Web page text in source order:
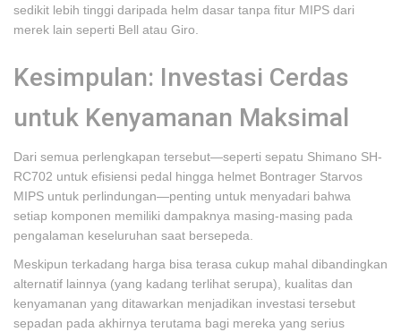
sedikit lebih tinggi daripada helm dasar tanpa fitur MIPS dari
merek lain seperti Bell atau Giro.
Kesimpulan: Investasi Cerdas
untuk Kenyamanan Maksimal
Dari semua perlengkapan tersebut—seperti sepatu Shimano SH-
RC702 untuk efisiensi pedal hingga helmet Bontrager Starvos
MIPS untuk perlindungan—penting untuk menyadari bahwa
setiap komponen memiliki dampaknya masing-masing pada
pengalaman keseluruhan saat bersepeda.
Meskipun terkadang harga bisa terasa cukup mahal dibandingkan
alternatif lainnya (yang kadang terlihat serupa), kualitas dan
kenyamanan yang ditawarkan menjadikan investasi tersebut
sepadan pada akhirnya terutama bagi mereka yang serius